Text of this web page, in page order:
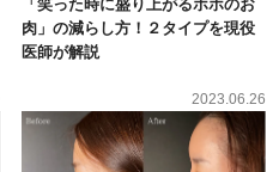
「笑った時に盛り上がるホホのお
肉」の減らし方！２タイプを現役
医師が解説
2023.06.26